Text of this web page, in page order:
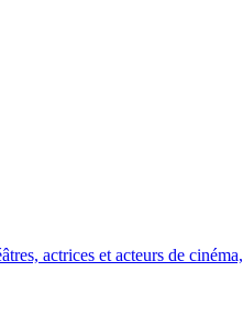
actrices et acteurs de cinéma,